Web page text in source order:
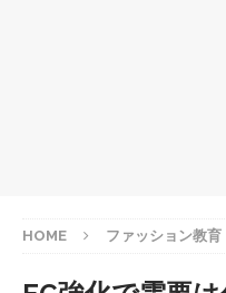
HOME ファッション教育